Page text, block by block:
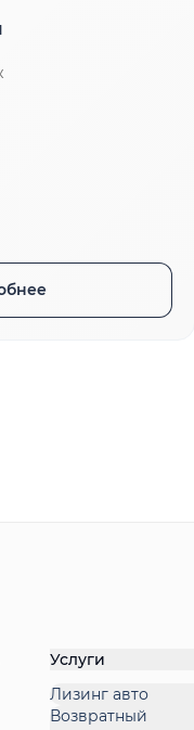
Услуги
Лизинг авто
Возвратный